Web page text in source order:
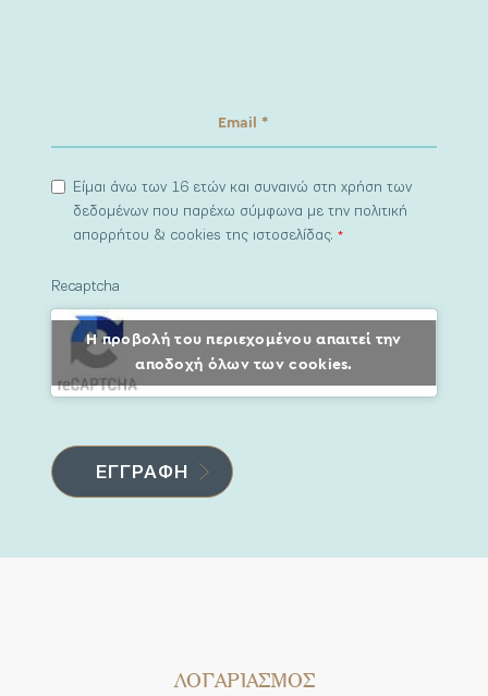
Είμαι άνω των 16 ετών και συναινώ στη χρήση των
δεδομένων που παρέχω σύμφωνα με την πολιτική
απορρήτου & cookies της ιστοσελίδας.*
Recaptcha
Η προβολή του περιεχομένου απαιτεί την
αποδοχή όλων των cookies.
ΛΟΓΑΡΙΑΣΜΟΣ